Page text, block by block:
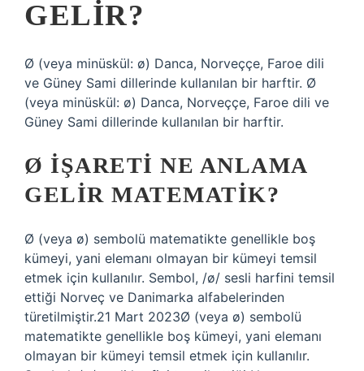
GELIR?
Ø (veya minüskül: ø) Danca, Norveççe, Faroe dili
ve Güney Sami dillerinde kullanılan bir harftir. Ø
(veya minüskül: ø) Danca, Norveççe, Faroe dili ve
Güney Sami dillerinde kullanılan bir harftir.
Ø IŞARETI NE ANLAMA
GELIR MATEMATIK?
Ø (veya ø) sembolü matematikte genellikle boş
kümeyi, yani elemanı olmayan bir kümeyi temsil
etmek için kullanılır. Sembol, /ø/ sesli harfini temsil
ettiği Norveç ve Danimarka alfabelerinden
türetilmiştir.21 Mart 2023Ø (veya ø) sembolü
matematikte genellikle boş kümeyi, yani elemanı
olmayan bir kümeyi temsil etmek için kullanılır.